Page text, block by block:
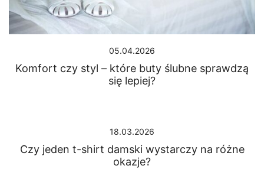
05.04.2026
Komfort czy styl – które buty ślubne sprawdzą
się lepiej?
18.03.2026
Czy jeden t-shirt damski wystarczy na różne
okazje?